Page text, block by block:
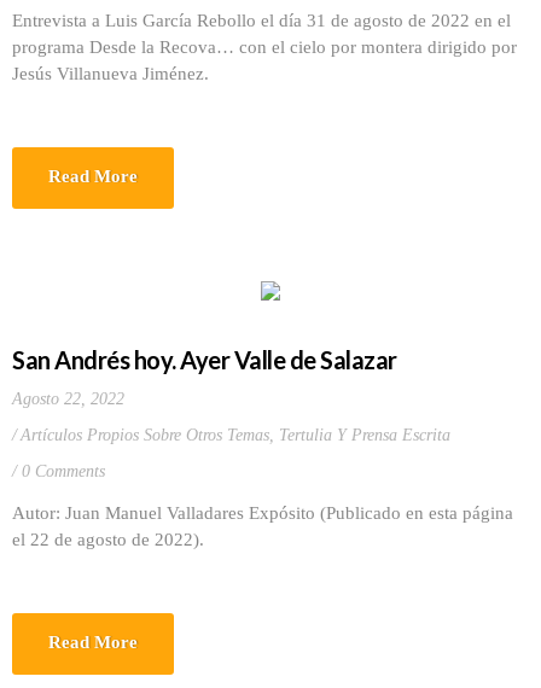
Entrevista a Luis García Rebollo el día 31 de agosto de 2022 en el
programa Desde la Recova… con el cielo por montera dirigido por
Jesús Villanueva Jiménez.
Read More
San Andrés hoy. Ayer Valle de Salazar
Agosto 22, 2022
Artículos Propios Sobre Otros Temas, Tertulia Y Prensa Escrita
0 Comments
Autor: Juan Manuel Valladares Expósito (Publicado en esta página
el 22 de agosto de 2022).
Read More